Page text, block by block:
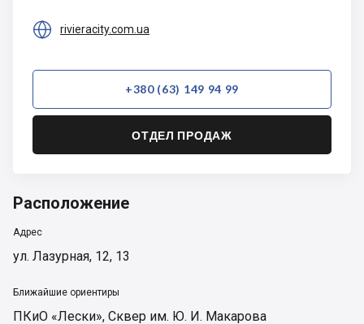
 rivieracity.com.ua
+380 (63) 149 94 99
ОТДЕЛ ПРОДАЖ
Расположение
Адрес
ул. Лазурная, 12, 13
Ближайшие ориентиры
ПКиО «Лески», Сквер им. Ю. И. Макарова